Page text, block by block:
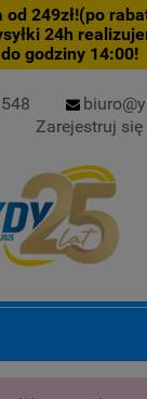
od 249zł!(po
24h
godziny 14:00!
Zarejestruj się